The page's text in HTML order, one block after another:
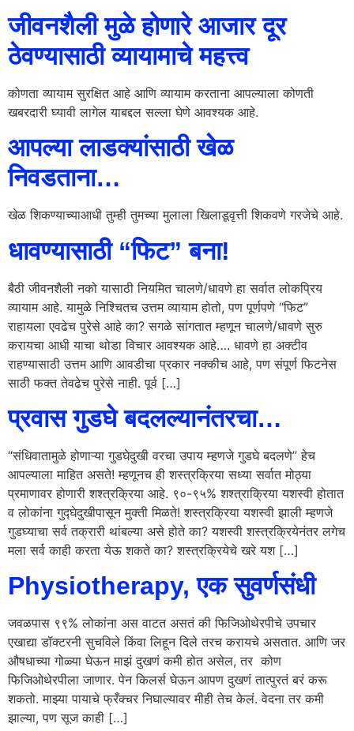
जीवनशैली मुळे होणारे आजार दूर
ठेवण्यासाठी व्यायामाचे महत्त्व
कोणता व्यायाम सुरक्षित आहे आणि व्यायाम करताना आपल्याला कोणती
खबरदारी घ्यावी लागेल याबद्दल सल्ला घेणे आवश्यक आहे.
आपल्या लाडक्यांसाठी खेळ
निवडताना…
खेळ शिकण्याच्याआधी तुम्ही तुमच्या मुलाला खिलाडूवृत्ती शिकवणे गरजेचे आहे.
धावण्यासाठी “फिट” बना!
बैठी जीवनशैली नको यासाठी नियमित चालणे/धावणे हा सर्वात लोकप्रिय
व्यायाम आहे. यामुळे निश्चितच उत्तम व्यायाम होतो, पण पूर्णपणे “फिट”
राहायला एवढेच पुरेसे आहे का? सगळे सांगतात म्हणून चालणे/धावणे सुरु
करायचा आधी याचा थोडा विचार आवश्यक आहे…. धावणे हा अक्टीव
राहण्यासाठी उत्तम आणि आवडीचा प्रकार नक्कीच आहे, पण संपूर्ण फिटनेस
साठी फक्त तेवढेच पुरेसे नाही. पूर्व […]
प्रवास गुडघे बदलल्यानंतरचा…
“संधिवातामुळे होणाऱ्या गुडघेदुखी वरचा उपाय म्हणजे गुडघे बदलणे” हेच
आपल्याला माहित असते! म्हणूनच ही शस्त्रक्रिया सध्या सर्वात मोठ्या
प्रमाणावर होणारी शश्त्रक्रिया आहे. ९०-९५% शश्त्राक्रिया यशस्वी होतात
व लोकांना गुद्घेदुखीपासून मुक्ती मिळते! शस्त्रक्रिया यशस्वी झाली म्हणजे
गुडघ्याचा सर्व तक्रारी थांबल्या असे होते का? यशस्वी शस्त्रक्रियेनंतर लगेच
मला सर्व काही करता येऊ शकते का? शस्त्रक्रियेचे खरे यश […]
Physiotherapy, एक सुवर्णसंधी
जवळपास ९९% लोकांना अस वाटत असतं की फिजिओथेरपीचे उपचार
एखाद्या डॉक्टरनी सुचविले किंवा लिहून दिले तरच करायचे असतात. आणि जर
औषधाच्या गोळ्या घेऊन माझं दुखणं कमी होत असेल, तर कोण
फिजिओथेरपीला जाणार. पेन किलर्स घेऊन आपण दुखणं तात्पुरतं बरं करू
शकतो. माझ्या पायाचे फ्रँक्चर निघाल्यावर मीही तेच केलं. वेदना तर कमी
झाल्या, पण सूज काही […]